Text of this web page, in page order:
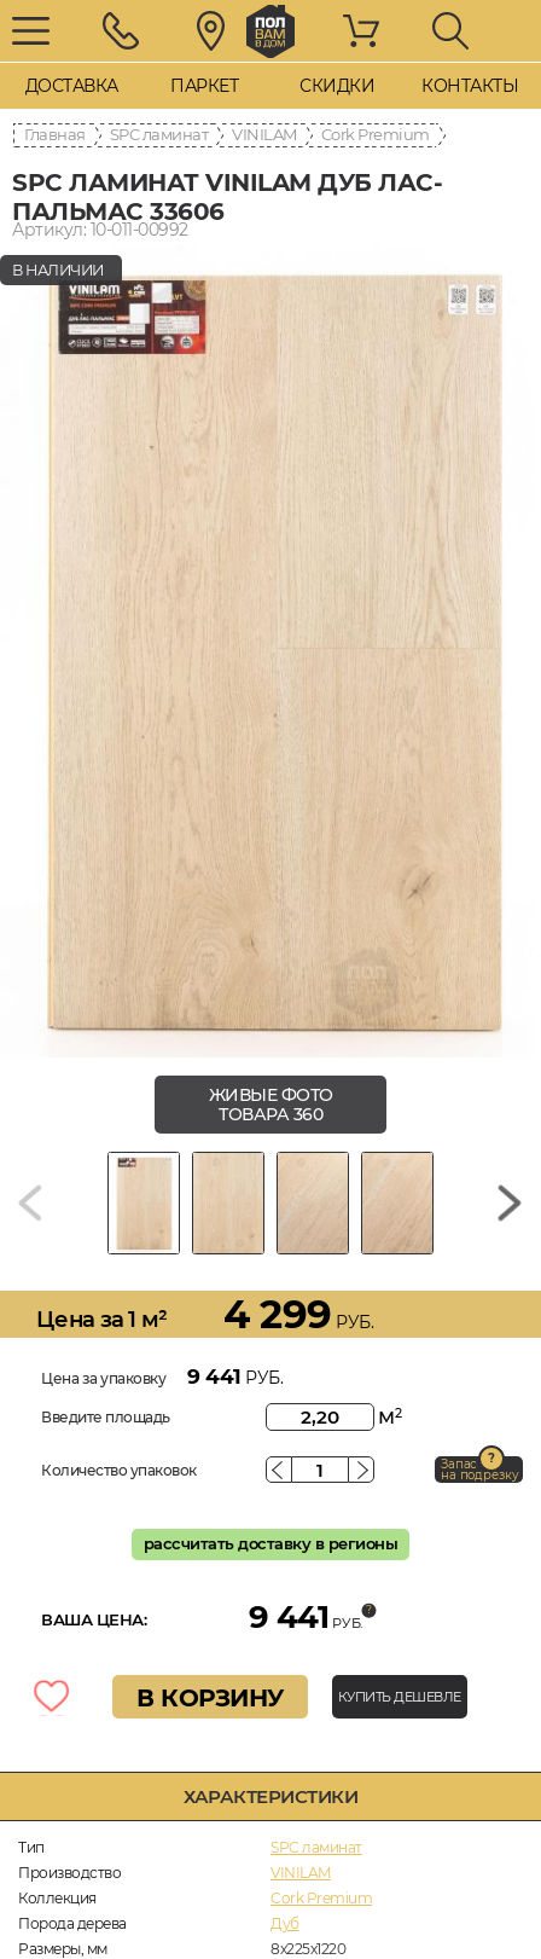
ДОСТАВКА ПАРКЕТ СКИДКИ КОНТАКТЫ
Главная SPC ламинат VINILAM Cork Premium
SPC ЛАМИНАТ VINILAM ДУБ ЛАС-
ПАЛЬМАС 33606
Артикул: 10-011-00992
ХАРАКТЕРИСТИКИ
Тип
SPC ламинат
Производство
VINILAM
Коллекция
Cork Premium
Порода дерева
Дуб
Размеры, мм
8х225х1220
В НАЛИЧИИ
ЖИВЫЕ ФОТО
ТОВАРА 360
Цена за 1 м² 4 299 РУБ.
Цена за упаковку 9 441 РУБ.
Введите площадь м2
Количество упаковок Запас
на подрезку
рассчитать доставку в регионы
ВАША ЦЕНА: 9 441 РУБ.
В КОРЗИНУ КУПИТЬ ДЕШЕВЛЕ